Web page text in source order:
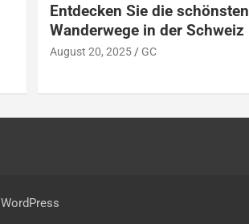
Entdecken Sie die schönsten
Wanderwege in der Schweiz
August 20, 2025 GC
WordPress